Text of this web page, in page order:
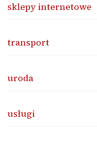
sklepy internetowe
transport
uroda
usługi